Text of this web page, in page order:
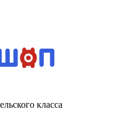
класса